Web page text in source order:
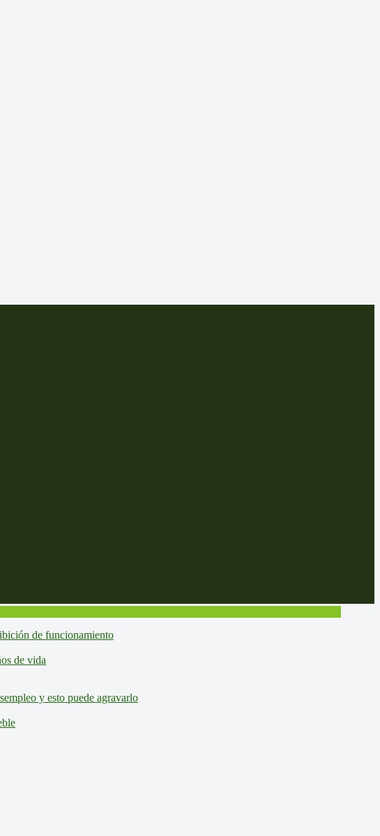
de funcionamiento
de vida
y esto puede agravarlo